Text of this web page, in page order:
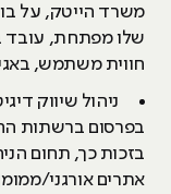
משרד הייטק, על
שלו מפתחת, עובד
חווית משתמש,
ניהול שיווק
בפרסום ברשתות
בזכות כך, תחום
אתרים אורגני/